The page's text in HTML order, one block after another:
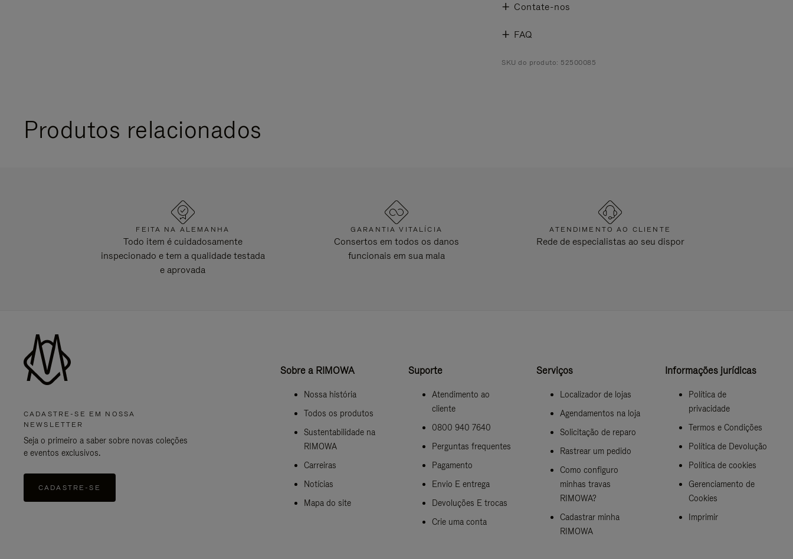
Contate-nos
FAQ
SKU do produto: 52500085
Produtos relacionados
FEITA NA ALEMANHA
Todo item é cuidadosamente
inspecionado e tem a qualidade testada
e aprovada
GARANTIA VITALÍCIA
Consertos em todos os danos
funcionais em sua mala
ATENDIMENTO AO CLIENTE
Rede de especialistas ao seu dispor
CADASTRE-SE EM NOSSA
NEWSLETTER
Seja o primeiro a saber sobre novas coleções
e eventos exclusivos.
CADASTRE-SE
Sobre a RIMOWA
Nossa história
Todos os produtos
Sustentabilidade na
RIMOWA
Carreiras
Notícias
Mapa do site
Suporte
Atendimento ao
cliente
0800 940 7640
Perguntas frequentes
Pagamento
Envio E entrega
Devoluções E trocas
Crie uma conta
Serviços
Localizador de lojas
Agendamentos na loja
Solicitação de reparo
Rastrear um pedido
Como configuro
minhas travas
RIMOWA?
Cadastrar minha
RIMOWA
Informações jurídicas
Política de
privacidade
Termos e Condições
Política de Devolução
Política de cookies
Gerenciamento de
Cookies
Imprimir